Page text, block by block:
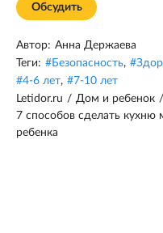
Обсудить
Автор: Анна Держаева
Теги: #Безопасность, #
#4-6 лет, #7-10 лет
Letidor.ru / Дом и ребенок /
7 способов сделать кухню
ребенка